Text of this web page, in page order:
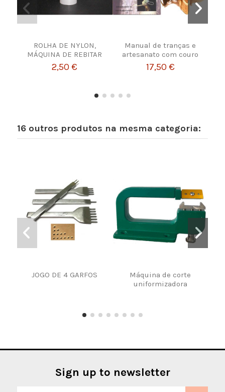
ROLHA DE NYLON,
MÁQUINA DE REBITAR
2,50 €
Manual de tranças e
artesanato com couro
17,50 €
16 outros produtos na mesma categoria:
JOGO DE 4 GARFOS
Máquina de corte
uniformizadora
Sign up to newsletter